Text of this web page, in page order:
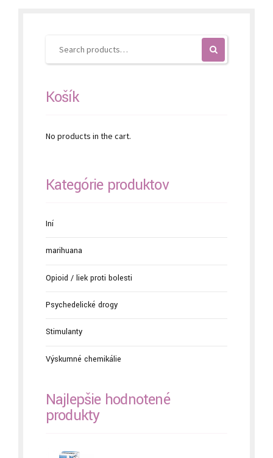
Košík
No products in the cart.
Kategórie produktov
Iní
marihuana
Opioid / liek proti bolesti
Psychedelické drogy
Stimulanty
Výskumné chemikálie
Najlepšie hodnotené
produkty